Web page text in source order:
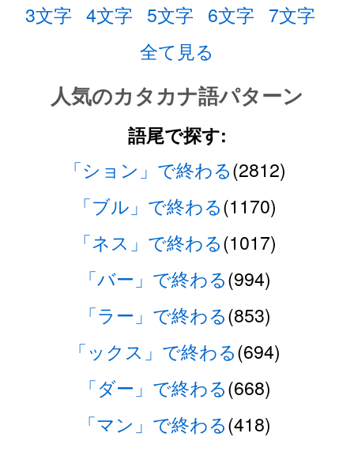
3文字 4文字 5文字 6文字 7文字
全て見る
人気のカタカナ語パターン
語尾で探す:
「ション」で終わる(2812)
「ブル」で終わる(1170)
「ネス」で終わる(1017)
「バー」で終わる(994)
「ラー」で終わる(853)
「ックス」で終わる(694)
「ダー」で終わる(668)
「マン」で終わる(418)